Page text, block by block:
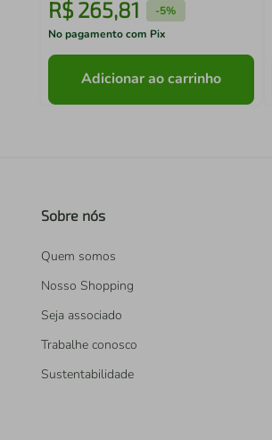
R$ 265,81 -5%
No pagamento com Pix
Adicionar ao carrinho
Sobre nós
Quem somos
Nosso Shopping
Seja associado
Trabalhe conosco
Sustentabilidade